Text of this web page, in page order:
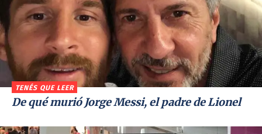
TENÉS QUE LEER
De qué murió Jorge Messi, el padre de Lionel